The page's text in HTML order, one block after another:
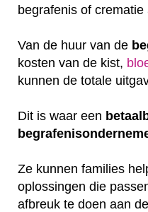
begrafenis of
Van de huur van de
kosten van de kist,
kunnen de totale
Dit is waar een
Ze kunnen families
oplossingen die
afbreuk te doen aan de